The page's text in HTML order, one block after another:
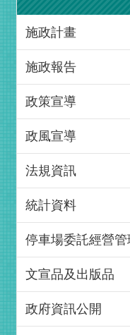
施政計畫
施政報告
政策宣導
政風宣導
法規資訊
統計資料
停車場委託經營
文宣品及出版品
政府資訊公開